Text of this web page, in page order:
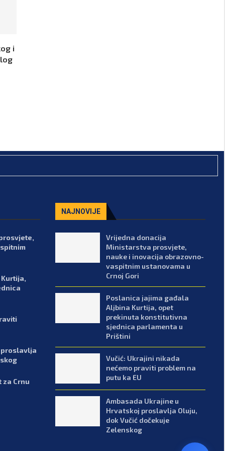
i
proslavlja
Crnu
NAJNOVIJE
Vrijedna donacija
Ministarstva prosvjete,
nauke i inovacija obrazovno-
vaspitnim ustanovama u
Crnoj Gori
Poslanica jajima gađala
Aljbina Kurtija, opet
prekinuta konstitutivna
sjednica parlamenta u
Prištini
Vučić: Ukrajini nikada
nećemo praviti problem na
putu ka EU
Ambasada Ukrajine u
Hrvatskoj proslavlja Oluju,
dok Vučić dočekuje
Zelenskog